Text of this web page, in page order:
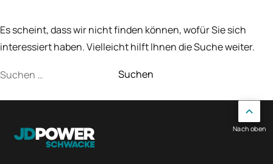
Es scheint, dass wir nicht finden können, wofür Sie sich
interessiert haben. Vielleicht hilft Ihnen die Suche weiter.
Suchen
Nach oben